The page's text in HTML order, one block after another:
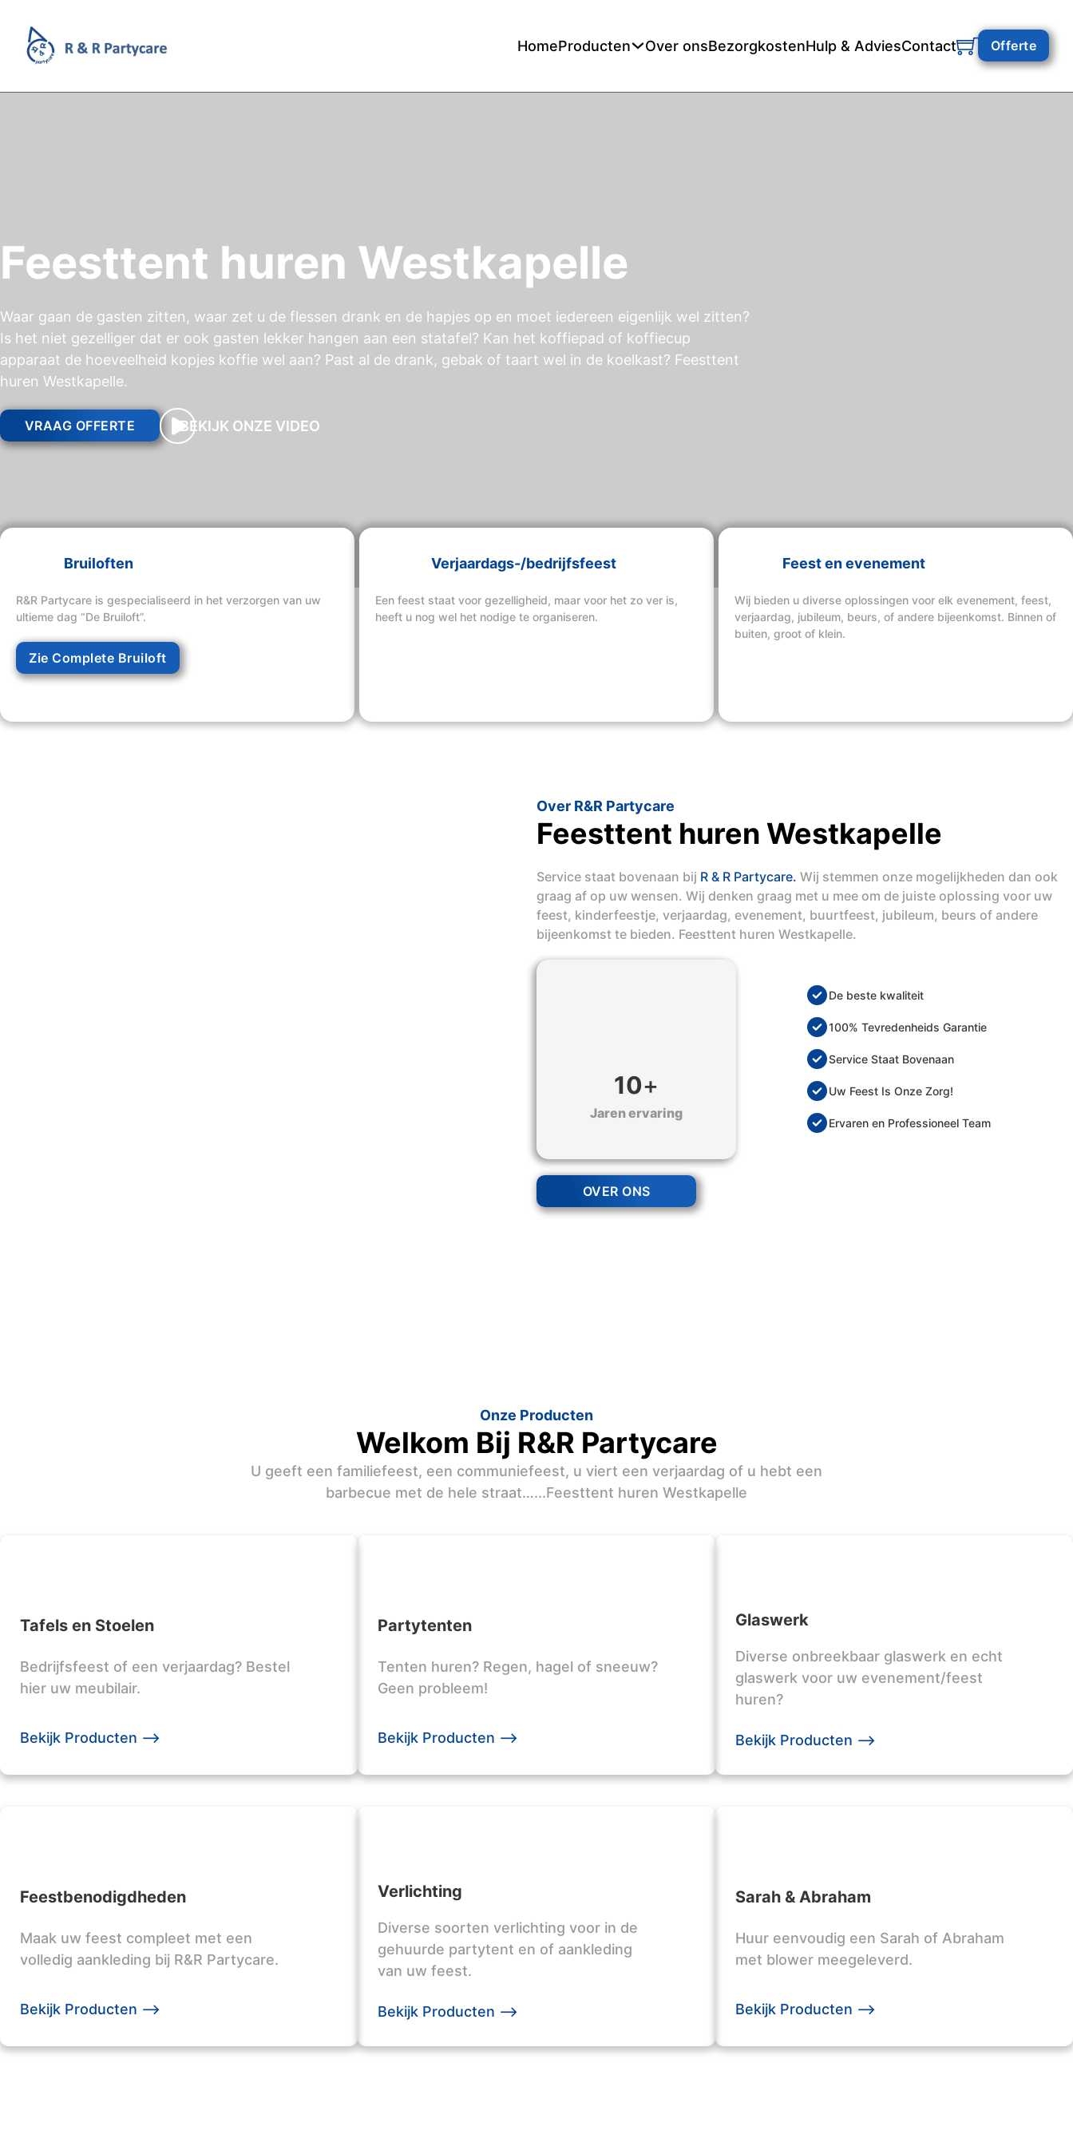
HomeProducten Over onsBezorgkostenHulp & AdviesContact Offerte
Feesttent huren Westkapelle
Waar gaan de gasten zitten, waar zet u de flessen drank en de hapjes op en moet iedereen eigenlijk wel zitten?
Is het niet gezelliger dat er ook gasten lekker hangen aan een statafel? Kan het koffiepad of koffiecup
apparaat de hoeveelheid kopjes koffie wel aan? Past al de drank, gebak of taart wel in de koelkast? Feesttent
huren Westkapelle.
VRAAG OFFERTE BEKIJK ONZE VIDEO
Bruiloften
R&R Partycare is gespecialiseerd in het verzorgen van uw
ultieme dag “De Bruiloft”.
Zie Complete Bruiloft
Verjaardags-/bedrijfsfeest
Een feest staat voor gezelligheid, maar voor het zo ver is,
heeft u nog wel het nodige te organiseren.
Feest en evenement
Wij bieden u diverse oplossingen voor elk evenement, feest,
verjaardag, jubileum, beurs, of andere bijeenkomst. Binnen of
buiten, groot of klein.
Over R&R Partycare
Feesttent huren Westkapelle
Service staat bovenaan bij R & R Partycare. Wij stemmen onze mogelijkheden dan ook
graag af op uw wensen. Wij denken graag met u mee om de juiste oplossing voor uw
feest, kinderfeestje, verjaardag, evenement, buurtfeest, jubileum, beurs of andere
bijeenkomst te bieden. Feesttent huren Westkapelle.
10+
Jaren ervaring
De beste kwaliteit
100% Tevredenheids Garantie
Service Staat Bovenaan
Uw Feest Is Onze Zorg!
Ervaren en Professioneel Team
OVER ONS
Onze Producten
Welkom Bij R&R Partycare
U geeft een familiefeest, een communiefeest, u viert een verjaardag of u hebt een
barbecue met de hele straat…...Feesttent huren Westkapelle
Tafels en Stoelen
Bedrijfsfeest of een verjaardag? Bestel
hier uw meubilair.
Bekijk Producten -->
Partytenten
Tenten huren? Regen, hagel of sneeuw?
Geen probleem!
Bekijk Producten -->
Glaswerk
Diverse onbreekbaar glaswerk en echt
glaswerk voor uw evenement/feest
huren?
Bekijk Producten -->
Feestbenodigdheden
Maak uw feest compleet met een
volledig aankleding bij R&R Partycare.
Bekijk Producten -->
Verlichting
Diverse soorten verlichting voor in de
gehuurde partytent en of aankleding
van uw feest.
Bekijk Producten -->
Sarah & Abraham
Huur eenvoudig een Sarah of Abraham
met blower meegeleverd.
Bekijk Producten -->